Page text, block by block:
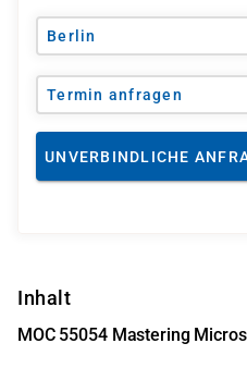
Berlin
Termin anfragen
UNVERBINDLICHE
Inhalt
MOC 55054 Mastering